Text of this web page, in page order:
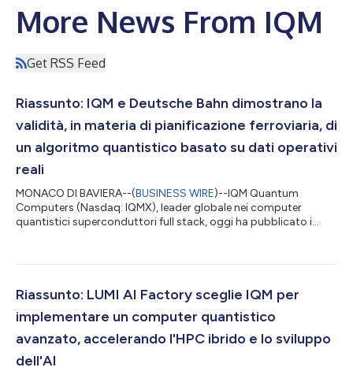
More News From IQM
Get RSS Feed
Riassunto: IQM e Deutsche Bahn dimostrano la
validità, in materia di pianificazione ferroviaria, di
un algoritmo quantistico basato su dati operativi
reali
MONACO DI BAVIERA--(BUSINESS WIRE)--IQM Quantum
Computers (Nasdaq: IQMX), leader globale nei computer
quantistici superconduttori full stack, oggi ha pubblicato i
analizza come migliorare la pianificazione ferroviaria grazie al
redatto nella lingua di partenza, è la versione ufficiale che fa
Riassunto: LUMI AI Factory sceglie IQM per
implementare un computer quantistico
avanzato, accelerando l'HPC ibrido e lo sviluppo
dell'AI